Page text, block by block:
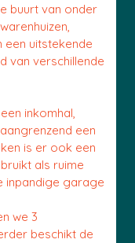
buurt van onder
een uitstekende
van verschillende
inkomhal,
een
is er ook een
als ruime
inpandige garage
we 3
beschikt de